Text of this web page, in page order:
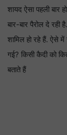
शायद ऐसा पहली बार
बार-बार पैरोल दे
शामिल हो रहे हैं. ऐसे
गई? किसी कैदी को
बताते हैं